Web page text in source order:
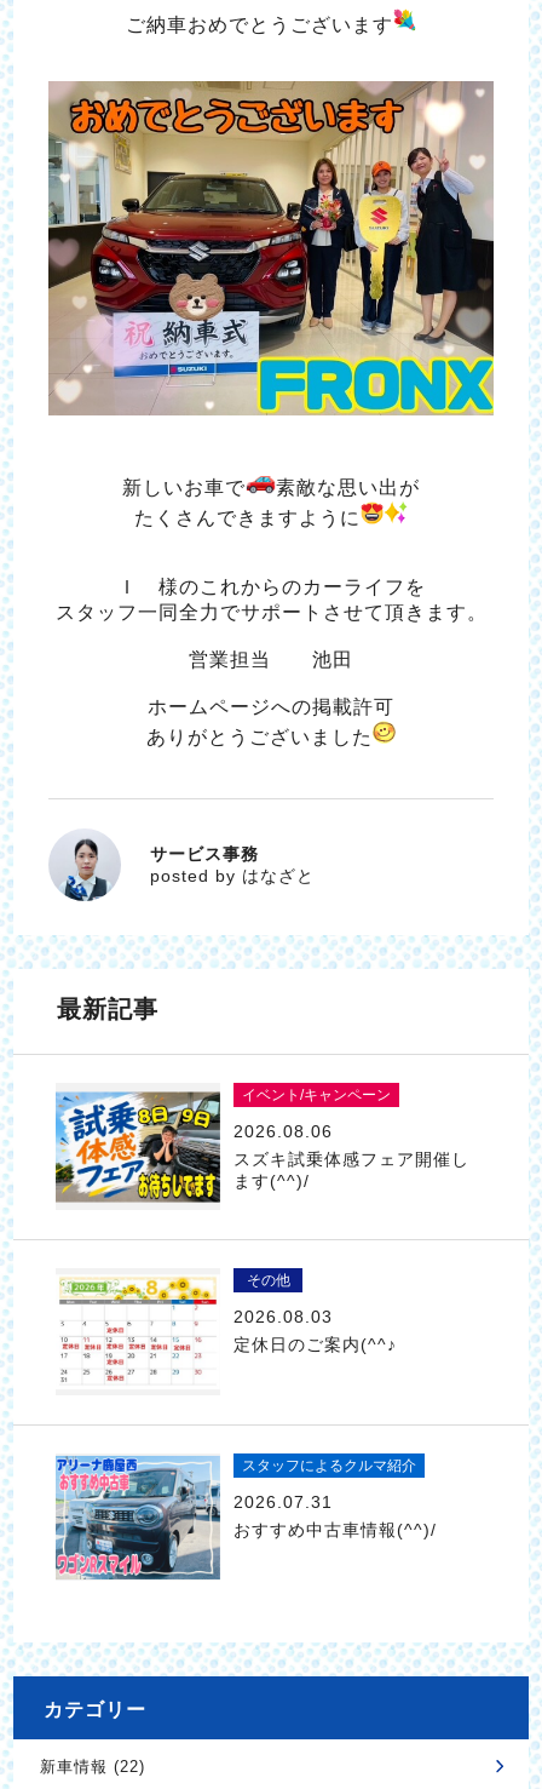
ご納車おめでとうございます
新しいお車で
素敵な思い出が
たくさんできますように
Ｉ 様のこれからのカーライフを
スタッフ一同全力でサポートさせて頂きます。
営業担当 池田
ホームページへの掲載許可
ありがとうございました
はなざと
サービス事務
posted by はなざと
最新記事
イベント/キャンペーン
2026.08.06
スズキ試乗体感フェア開催し
ます(^^)/
その他
2026.08.03
定休日のご案内(^^♪
スタッフによるクルマ紹介
2026.07.31
おすすめ中古車情報(^^)/
カテゴリー
新車情報 (22)